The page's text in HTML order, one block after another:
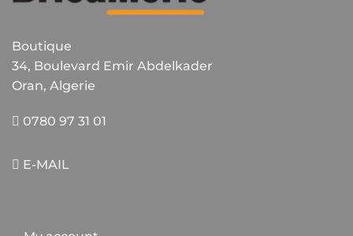
Boutique
34, Boulevard Emir Abdelkader
Oran, Algerie
0780 97 31 01
E-MAIL